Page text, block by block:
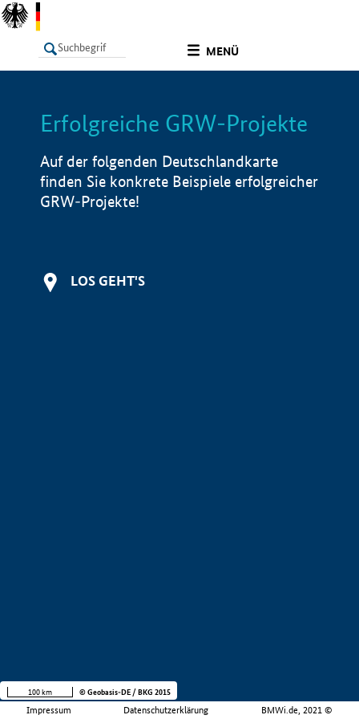
MENÜ
LISTE Info
Erfolgreiche GRW-Projekte
Auf der folgenden Deutschlandkarte
finden Sie konkrete Beispiele erfolgreicher
GRW-Projekte!
LOS GEHT'S
Impressum Datenschutzerklärung BMWi.de, 2021 ©
100 km © Geobasis-DE / BKG 2015